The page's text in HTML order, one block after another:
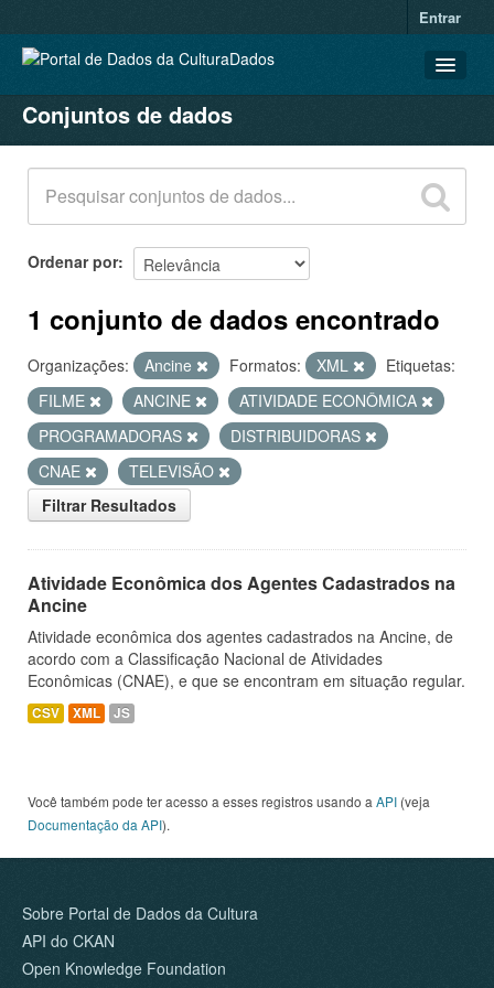
Entrar
CONJUNTOS DE DADOS
ORGANIZAÇÕES
GRUPOS
SOBRE
Conjuntos de dados
Ordenar por
1 conjunto de dados encontrado
Organizações: Ancine Formatos: XML
Etiquetas:
FILME
ANCINE
ATIVIDADE ECONÔMICA
PROGRAMADORAS
DISTRIBUIDORAS
CNAE
TELEVISÃO
Filtrar Resultados
Atividade Econômica dos Agentes Cadastrados na
Ancine
Atividade econômica dos agentes cadastrados na Ancine, de
acordo com a Classificação Nacional de Atividades
Econômicas (CNAE), e que se encontram em situação regular.
CSV XML JS
Você também pode ter acesso a esses registros usando a API (veja
Documentação da API).
Sobre Portal de Dados da Cultura
API do CKAN
Open Knowledge Foundation